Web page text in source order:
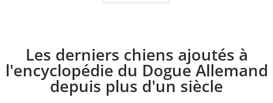
Les derniers chiens ajoutés à
l'encyclopédie du Dogue Allemand
depuis plus d'un siècle